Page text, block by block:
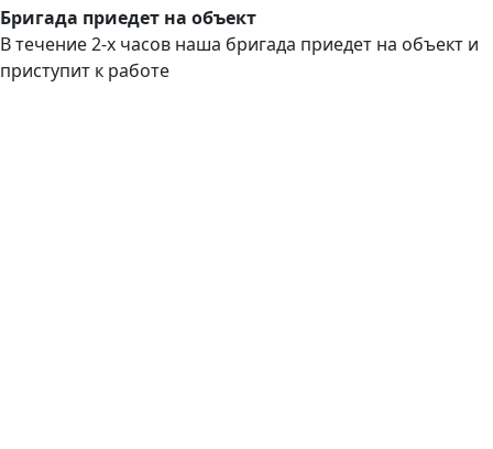
Бригада приедет на объект
В течение 2-х часов наша бригада приедет на объект и
приступит к работе